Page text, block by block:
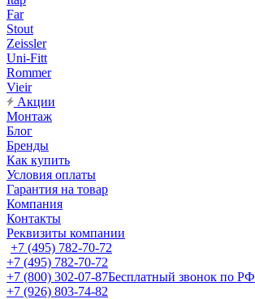
Far
Stout
Zeissler
Uni-Fitt
Rommer
Vieir
Акции
Монтаж
Блог
Бренды
Как купить
Условия оплаты
Гарантия на товар
Компания
Контакты
Реквизиты компании
+7 (495) 782-70-72
+7 (495) 782-70-72
+7 (800) 302-07-87Бесплатный звонок по РФ
+7 (926) 803-74-82